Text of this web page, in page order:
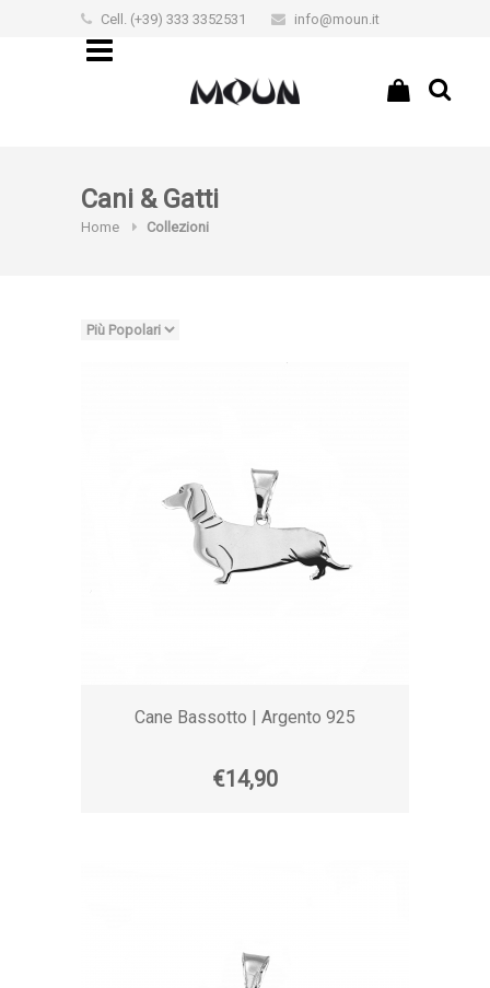
Cell. (+39) 333 3352531 info@moun.it
€0,00
Cani & Gatti
Home Collezioni
Cane Bassotto | Argento 925
€14,90